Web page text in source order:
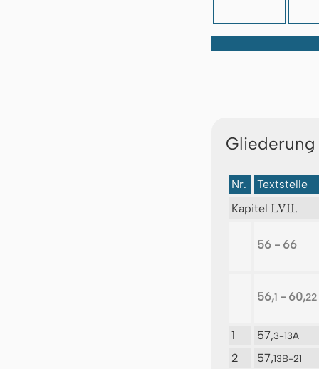
Nr.
Textstelle
Kapitel LVII.
56 - 66
56,1- 60,22
1 57,3-13A
2 57,13B-21